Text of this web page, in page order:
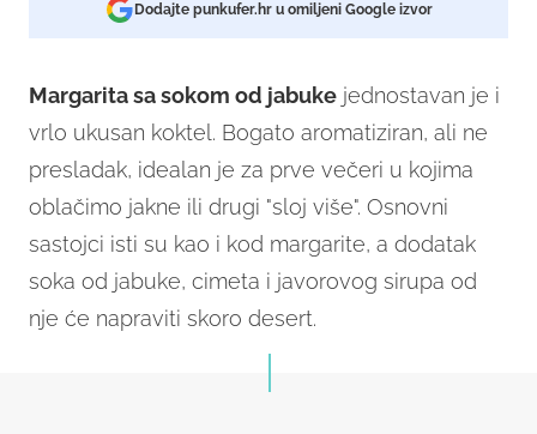
Dodajte punkufer.hr u omiljeni Google izvor
Margarita sa sokom od jabuke jednostavan je i
vrlo ukusan koktel. Bogato aromatiziran, ali ne
presladak, idealan je za prve večeri u kojima
oblačimo jakne ili drugi "sloj više". Osnovni
sastojci isti su kao i kod margarite, a dodatak
soka od jabuke, cimeta i javorovog sirupa od
nje će napraviti skoro desert.